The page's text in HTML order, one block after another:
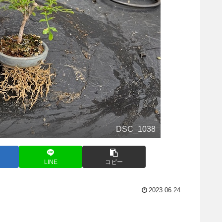
DSC_1038
LINE コピー
2023.06.24